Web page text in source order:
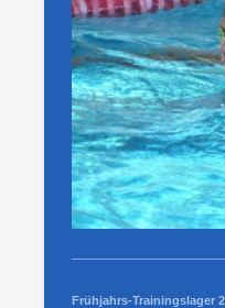
Frühjahrs-Trainingslager